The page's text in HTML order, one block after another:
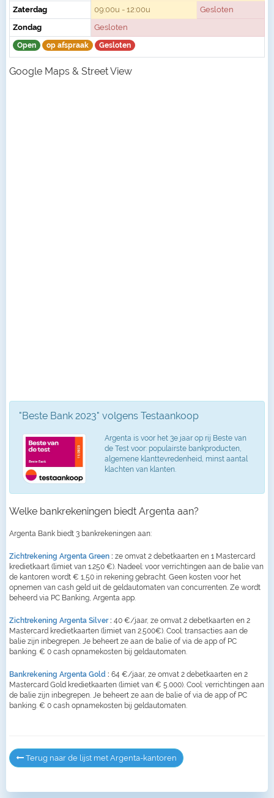
Zaterdag
09:00u - 12:00u
Gesloten
Zondag
Gesloten
Open op afspraak Gesloten
Google Maps & Street View
"Beste Bank 2023" volgens Testaankoop
Argenta is voor het 3e jaar op rij Beste van
de Test voor: populairste bankproducten,
algemene klanttevredenheid, minst aantal
klachten van klanten.
Welke bankrekeningen biedt Argenta aan?
Argenta Bank biedt 3 bankrekeningen aan:
Zichtrekening Argenta Green : ze omvat 2 debetkaarten en 1 Mastercard
kredietkaart (limiet van 1.250 €). Nadeel: voor verrichtingen aan de balie van
de kantoren wordt € 1,50 in rekening gebracht. Geen kosten voor het
opnemen van cash geld uit de geldautomaten van concurrenten. Ze wordt
beheerd via PC Banking, Argenta app.
Zichtrekening Argenta Silver: 40 €/jaar, ze omvat 2 debetkaarten en 2
Mastercard kredietkaarten (limiet van 2.500€). Cool: transacties aan de
balie zijn inbegrepen. Je beheert ze aan de balie of via de app of PC
banking. € 0 cash opnamekosten bij geldautomaten.
Bankrekening Argenta Gold : 64 €/jaar, ze omvat 2 debetkaarten en 2
Mastercard Gold kredietkaarten (limiet van € 5.000). Cool: verrichtingen aan
de balie zijn inbegrepen. Je beheert ze aan de balie of via de app of PC
banking. € 0 cash opnamekosten bij geldautomaten.
Terug naar de lijst met Argenta-kantoren